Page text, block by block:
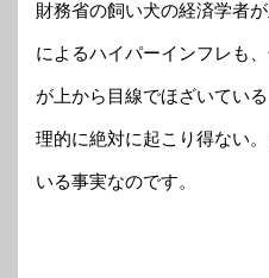
財務省の飼い犬の経済学者
によるハイパーインフレも
が上から目線でほざいてい
理的に絶対に起こり得ない
いる事実なのです。